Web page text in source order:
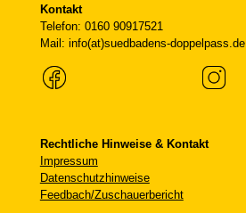
Kontakt
Telefon: 0160 90917521
Mail: info(at)suedbadens-doppelpass.de
Rechtliche Hinweise & Kontakt
Impressum
Datenschutzhinweise
Feedbach/Zuschauerbericht